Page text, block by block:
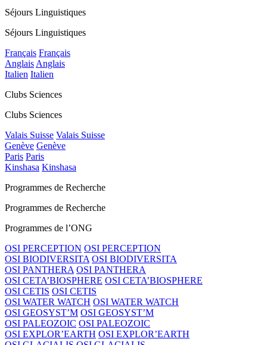
Séjours Linguistiques
Séjours Linguistiques
Français Français
Anglais Anglais
Italien Italien
Clubs Sciences
Clubs Sciences
Valais Suisse Valais Suisse
Genève Genève
Paris Paris
Kinshasa Kinshasa
Programmes de Recherche
Programmes de Recherche
Programmes de l’ONG
OSI PERCEPTION OSI PERCEPTION
OSI BIODIVERSITA OSI BIODIVERSITA
OSI PANTHERA OSI PANTHERA
OSI CETA’BIOSPHERE OSI CETA’BIOSPHERE
OSI CETIS OSI CETIS
OSI WATER WATCH OSI WATER WATCH
OSI GEOSYST’M OSI GEOSYST’M
OSI PALEOZOIC OSI PALEOZOIC
OSI EXPLOR’EARTH OSI EXPLOR’EARTH